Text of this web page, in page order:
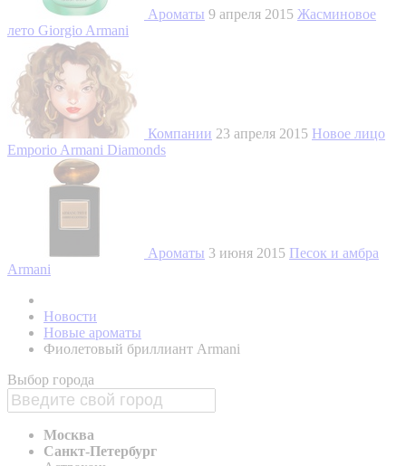
Ароматы 9 апреля 2015 Жасминовое
лето Giorgio Armani
Компании 23 апреля 2015 Новое лицо
Emporio Armani Diamonds
Ароматы 3 июня 2015 Песок и амбра
Armani
Новости
Новые ароматы
Фиолетовый бриллиант Armani
Выбор города
Москва
Санкт-Петербург